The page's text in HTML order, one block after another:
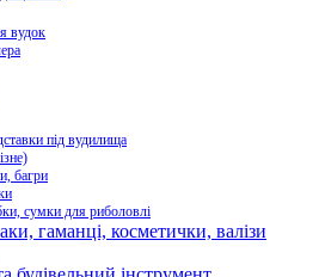
вудок
під вудилища
багри
сумки для риболовлі
гаманці, косметички, валізи